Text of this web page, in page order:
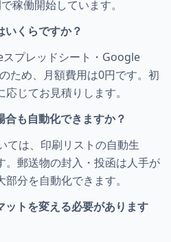
稼働開始しています。
いくらですか？
プレッドシート・Google
ため、月額費用は0円です。初
じてお見積りします。
も自動化できますか？
ては、印刷リストの自動生
。郵送物の封入・投函は人手が
分を自動化できます。
トを変える必要があります